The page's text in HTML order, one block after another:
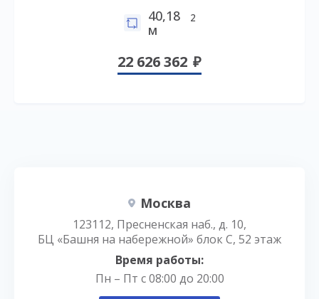
40,18
м
2
22 626 362
Москва
123112, Пресненская наб., д. 10,
БЦ «Башня на набережной» блок С, 52 этаж
Время работы:
Пн – Пт с 08:00 до 20:00